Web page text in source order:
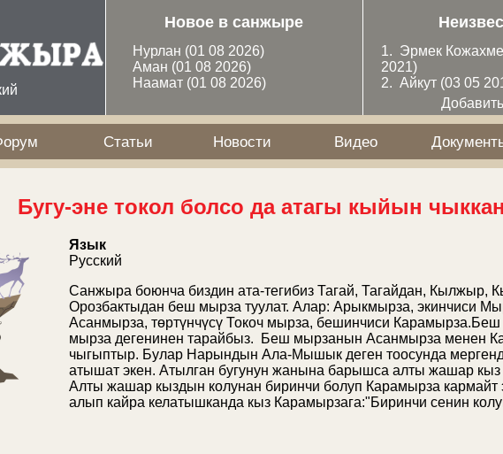
Новое в санжыре
Нурлан (01 08 2026)
Аман (01 08 2026)
Наамат (01 08 2026)
1. Эрмек
2021)
2. Айкут (03 05
Статьи Новости Видео
Бугу-эне токол болсо да атагы кыйын чыккан
Язык
Русский
Санжыра боюнча биздин ата-тегибиз Тагай, Тагайдан, Кылжыр,
Орозбактыдан беш мырза туулат. Алар: Арыкмырза, экинчиси
Асанмырза, төртүнчүсү Токоч мырза, бешинчиси
мырза дегенинен тарайбыз. Беш мырзанын Асанмырза менен
чыгыптыр. Булар Нарындын Ала-Мышык деген тоосунда
атышат экен. Атылган бугунун жанына барышса алты жашар кыз
Алты жашар кыздын колунан биринчи болуп Карамырза кармайт
алып кайра келатышканда кыз Карамырзага:"Биринчи сенин